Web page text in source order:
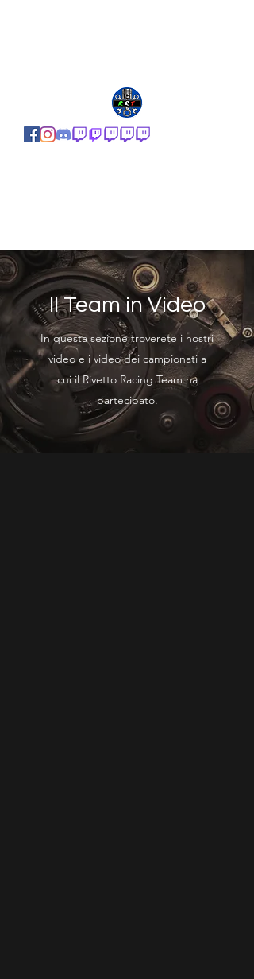
Il Team in Video
In questa sezione troverete i nostri
video e i video dei campionati a
cui il Rivetto Racing Team ha
partecipato.